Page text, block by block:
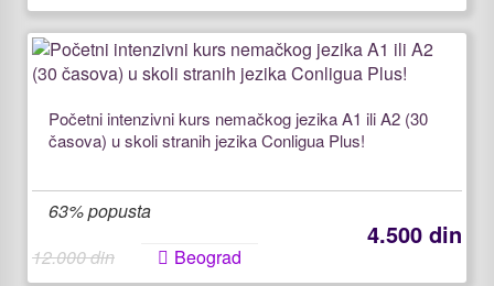
Početni intenzivni kurs nemačkog jezika A1 ili A2 (30
časova) u skoli stranih jezika Conligua Plus!
63% popusta
4.500 din
12.000 din Beograd